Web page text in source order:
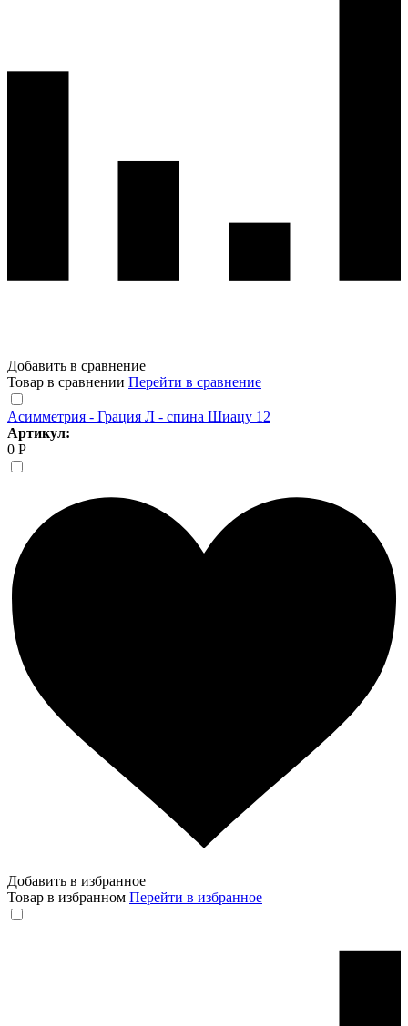
Добавить в сравнение
Товар в сравнении Перейти в сравнение
Асимметрия - Грация Л - спина Шиацу 12
Артикул:
0 Р
Добавить в избранное
Товар в избранном Перейти в избранное